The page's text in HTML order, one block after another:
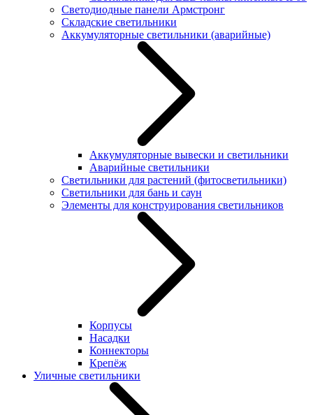
Светодиодные панели Армстронг
Складские светильники
Аккумуляторные светильники (аварийные)
Аккумуляторные вывески и светильники
Аварийные светильники
Светильники для растений (фитосветильники)
Светильники для бань и саун
Элементы для конструирования светильников
Корпусы
Насадки
Коннекторы
Крепёж
Уличные светильники